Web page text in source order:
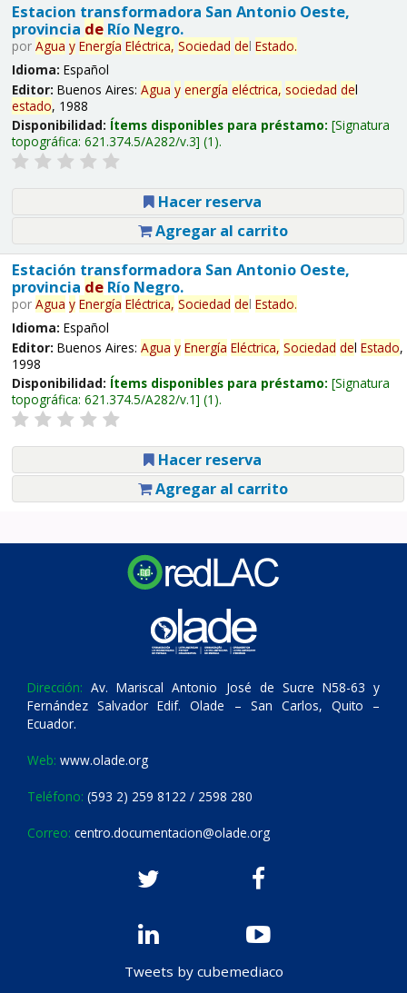
Estacion transformadora San Antonio Oeste,
provincia deRío Negro.
por Agua y Energía Eléctrica, Sociedad del Estado.
Idioma: Español
Editor: Buenos Aires: Agua y energía eléctrica, sociedad del
estado, 1988
Disponibilidad: Ítems disponibles para préstamo: Signatura
topográfica: 621.374.5/A282/v.3 (1).
Hacer reserva
Agregar al carrito
Estación transformadora San Antonio Oeste,
provincia deRío Negro.
por Agua y Energía Eléctrica, Sociedad del Estado.
Idioma: Español
Editor: Buenos Aires: Agua y Energía Eléctrica, Sociedad del Estado,
1998
Disponibilidad: Ítems disponibles para préstamo: Signatura
topográfica: 621.374.5/A282/v.1 (1).
Hacer reserva
Agregar al carrito
Dirección: Av. Mariscal Antonio José de Sucre N58-63 y
Fernández Salvador Edif. Olade – San Carlos, Quito –
Ecuador.
Web: www.olade.org
Teléfono: (593 2) 259 8122 / 2598 280
Correo: centro.documentacion@olade.org
Tweets by cubemediaco